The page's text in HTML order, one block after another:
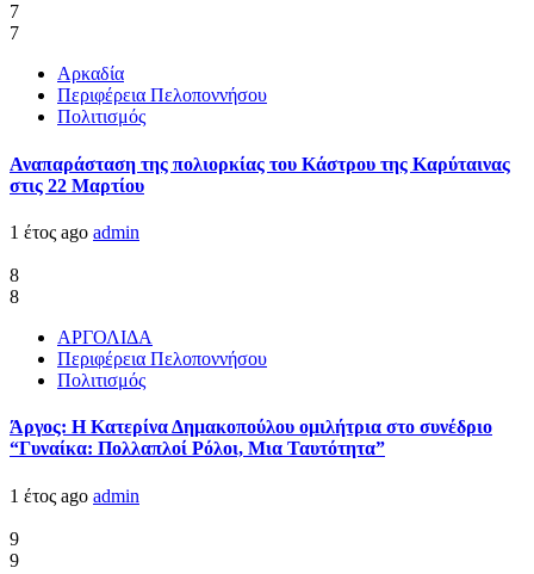
7
7
Αρκαδία
Περιφέρεια Πελοποννήσου
Πολιτισμός
Αναπαράσταση της πολιορκίας του Κάστρου της Καρύταινας
στις 22 Μαρτίου
1 έτος ago admin
8
8
ΑΡΓΟΛΙΔΑ
Περιφέρεια Πελοποννήσου
Πολιτισμός
Άργος: Η Κατερίνα Δημακοπούλου ομιλήτρια στο συνέδριο
“Γυναίκα: Πολλαπλοί Ρόλοι, Μια Ταυτότητα”
1 έτος ago admin
9
9